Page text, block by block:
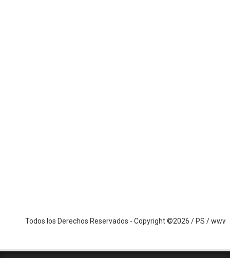
Todos los Derechos Reservados - Copyright ©2026 / PS /